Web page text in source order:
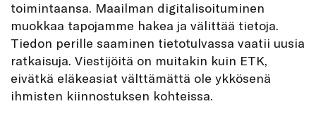
toimintaansa. Maailman digitalisoituminen
muokkaa tapojamme hakea ja välittää tietoja.
Tiedon perille saaminen tietotulvassa vaatii uusia
ratkaisuja. Viestijöitä on muitakin kuin ETK,
eivätkä eläkeasiat välttämättä ole ykkösenä
ihmisten kiinnostuksen kohteissa.